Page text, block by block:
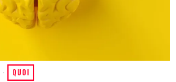
· QUOI